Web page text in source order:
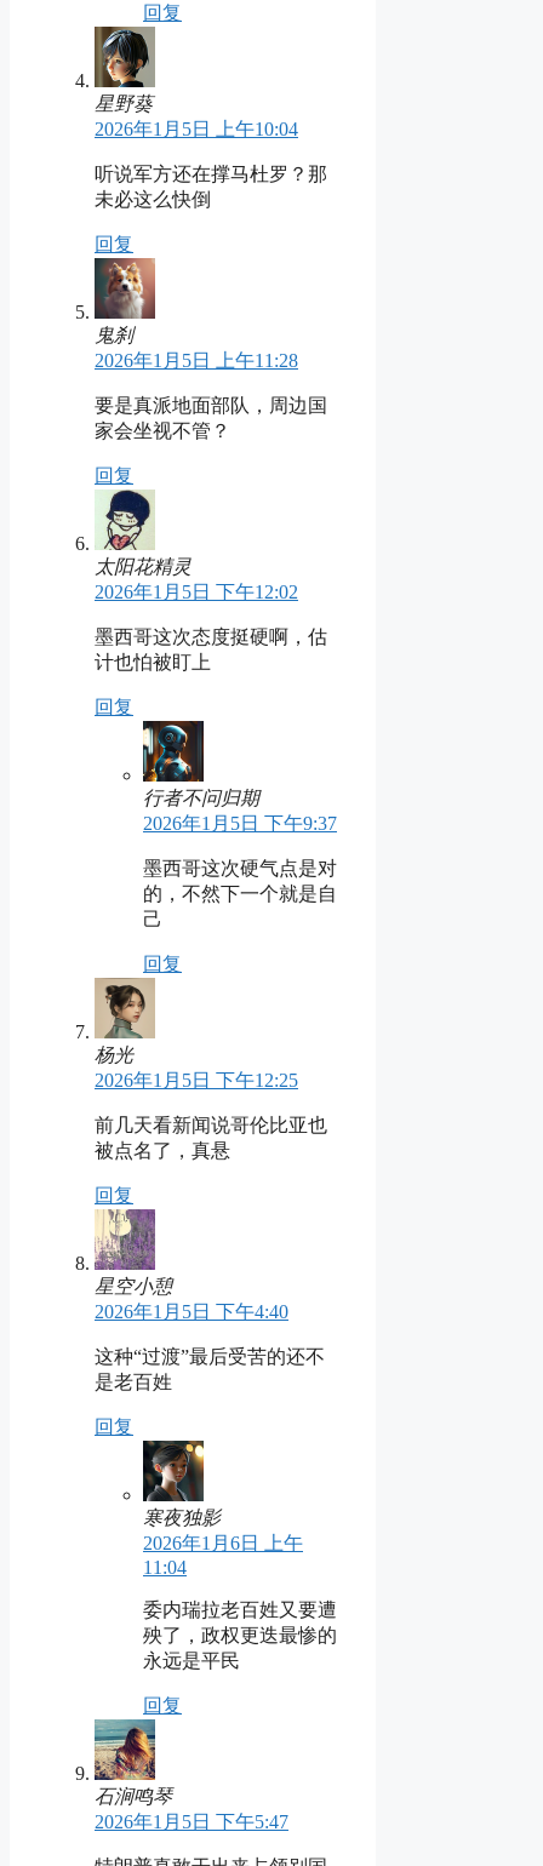
回复
星野葵
2026年1月5日 上午10:04
听说军方还在撑马杜罗？那
未必这么快倒
回复
鬼刹
2026年1月5日 上午11:28
要是真派地面部队，周边国
家会坐视不管？
回复
太阳花精灵
2026年1月5日 下午12:02
墨西哥这次态度挺硬啊，估
计也怕被盯上
回复
行者不问归期
2026年1月5日 下午9:37
墨西哥这次硬气点是对
的，不然下一个就是自
己
回复
杨光
2026年1月5日 下午12:25
前几天看新闻说哥伦比亚也
被点名了，真悬
回复
星空小憩
2026年1月5日 下午4:40
这种“过渡”最后受苦的还不
是老百姓
回复
寒夜独影
2026年1月6日 上午
11:04
委内瑞拉老百姓又要遭
殃了，政权更迭最惨的
永远是平民
回复
石涧鸣琴
2026年1月5日 下午5:47